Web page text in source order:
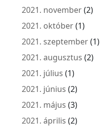
2021. november(2)
2021. október(1)
2021. szeptember(1)
2021. augusztus (2)
2021. július (1)
2021. június (2)
2021. május (3)
2021. április (2)